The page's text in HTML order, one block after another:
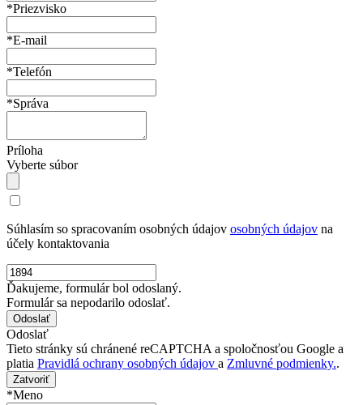
*Priezvisko
*E-mail
*Telefón
*Správa
Príloha
Vyberte súbor
Súhlasím so spracovaním osobných údajov osobných údajov na
účely kontaktovania
Ďakujeme, formulár bol odoslaný.
Formulár sa nepodarilo odoslať.
Odoslať
Tieto stránky sú chránené reCAPTCHA a spoločnosťou Google a
platia Pravidlá ochrany osobných údajov a Zmluvné podmienky..
Zatvoriť
*Meno